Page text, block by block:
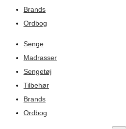
Brands
Ordbog
Senge
Madrasser
Sengetøj
Tilbehør
Brands
Ordbog